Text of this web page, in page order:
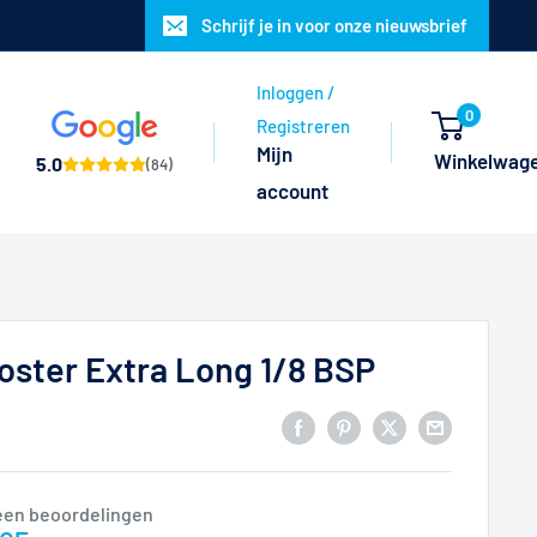
Schrijf je in voor onze nieuwsbrief
5.0
(84)
Inloggen /
Registreren
Mijn
account
0
Extra Long 1/8 BSP
beoordelingen